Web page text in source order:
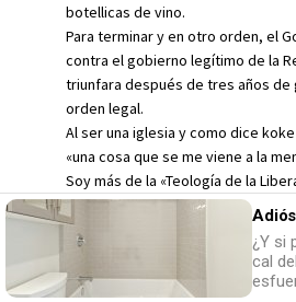
botellicas de vino.
Para terminar y en otro orden, el
contra el gobierno legítimo de la
triunfara después de tres años
orden legal.
Al ser una iglesia y como dice
«una cosa que se me viene a la
Soy más de la «Teología de la
preferente por los pobres en un
el imperialismo USA, con grandes
extrema.
E Vaticano tiró abajo esa Teología,
¿Y si
cal